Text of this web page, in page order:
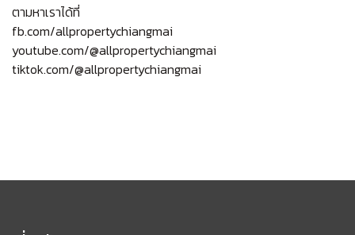
ตามหาเราได้ที่
fb.com/allpropertychiangmai
youtube.com/@allpropertychiangmai
tiktok.com/@allpropertychiangmai